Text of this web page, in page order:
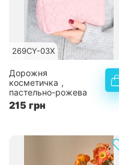
269CY-03X
Дорожня
косметичка ,
пастельно-рожева
215 грн